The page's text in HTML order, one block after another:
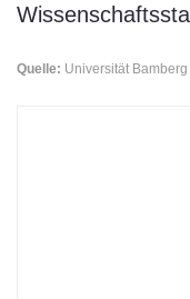
Quelle: Universität Bamberg